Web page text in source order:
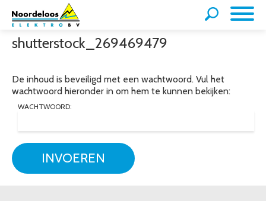
shutterstock_269469479
De inhoud is beveiligd met een wachtwoord. Vul het
wachtwoord hieronder in om hem te kunnen bekijken:
WACHTWOORD:
INVOEREN